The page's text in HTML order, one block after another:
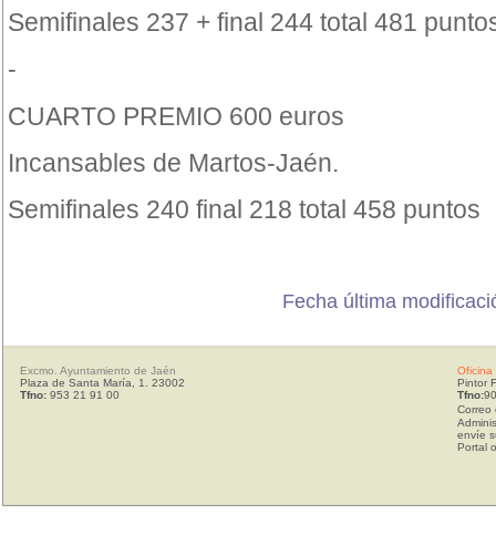
Semifinales 237 + final 244 total 481
-
CUARTO PREMIO 600 euros
Incansables de Martos-Jaén.
Semifinales 240 final 218 total 458 puntos
Fecha última
Excmo. Ayuntamiento de Jaén
Plaza de Santa María, 1. 23002
Tfno: 953 21 91 00
Oficina
Pintor
Tfno:
Correo
envíe
Portal